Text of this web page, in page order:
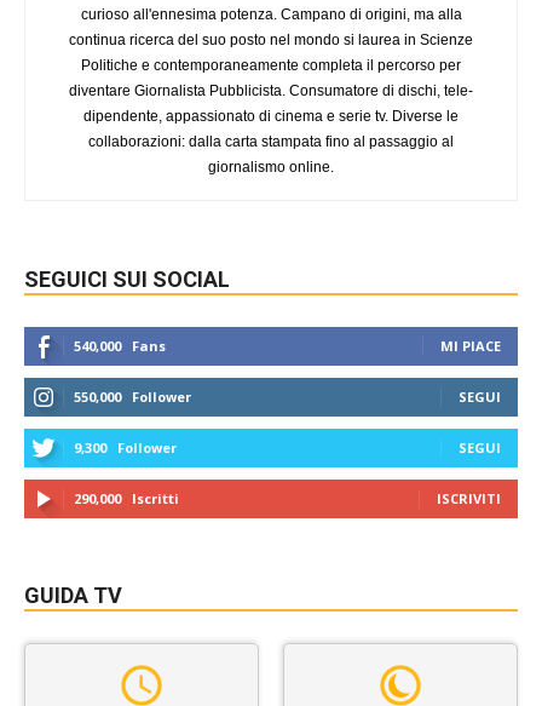
curioso all'ennesima potenza. Campano di origini, ma alla
continua ricerca del suo posto nel mondo si laurea in Scienze
Politiche e contemporaneamente completa il percorso per
diventare Giornalista Pubblicista. Consumatore di dischi, tele-
dipendente, appassionato di cinema e serie tv. Diverse le
collaborazioni: dalla carta stampata fino al passaggio al
giornalismo online.
SEGUICI SUI SOCIAL
540,000 Fans MI PIACE
550,000 Follower SEGUI
9,300 Follower SEGUI
290,000 Iscritti ISCRIVITI
GUIDA TV